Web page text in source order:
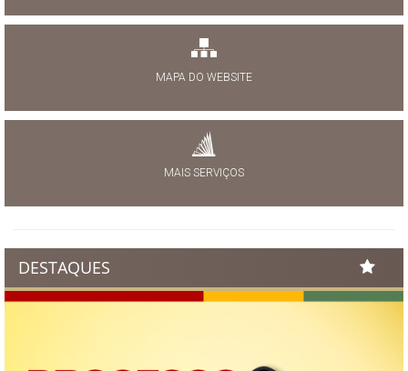
MAPA DO WEBSITE
MAIS SERVIÇOS
DESTAQUES